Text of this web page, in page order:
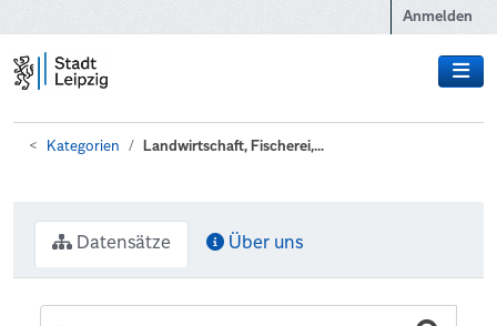
Anmelden
Kategorien Landwirtschaft, Fischerei,...
Datensätze Über uns